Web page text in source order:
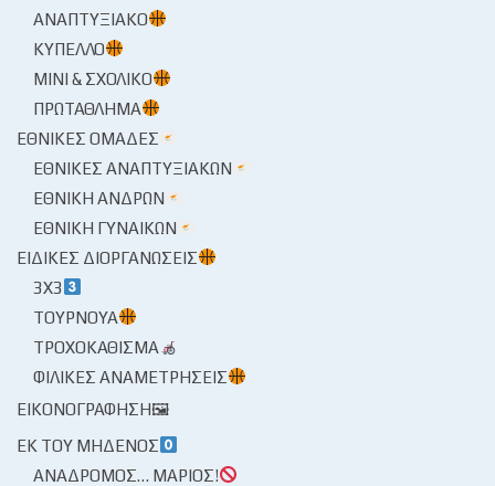
ΑΝΑΠΤΥΞΙΑΚΌ
ΚΎΠΕΛΛΟ
ΜΊΝΙ & ΣΧΟΛΙΚΌ
ΠΡΩΤΆΘΛΗΜΑ
ΕΘΝΙΚΈΣ ΟΜΆΔΕΣ
ΕΘΝΙΚΈΣ ΑΝΑΠΤΥΞΙΑΚΏΝ
ΕΘΝΙΚΉ ΑΝΔΡΏΝ
ΕΘΝΙΚΉ ΓΥΝΑΙΚΏΝ
ΕΙΔΙΚΈΣ ΔΙΟΡΓΑΝΏΣΕΙΣ
3X3
ΤΟΥΡΝΟΥΆ
ΤΡΟΧΟΚΆΘΙΣΜΑ
ΦΙΛΙΚΈΣ ΑΝΑΜΕΤΡΉΣΕΙΣ
ΕΙΚΟΝΟΓΡΆΦΗΣΗ🖼
ΕΚ ΤΟΥ ΜΗΔΕΝΌΣ
ΑΝΆΔΡΟΜΟΣ… ΜΆΡΙΟΣ!